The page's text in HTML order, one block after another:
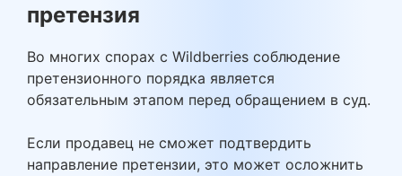
претензия
Во многих спорах с Wildberries соблюдение
претензионного порядка является
обязательным этапом перед обращением в суд.
Если продавец не сможет подтвердить
направление претензии, это может осложнить